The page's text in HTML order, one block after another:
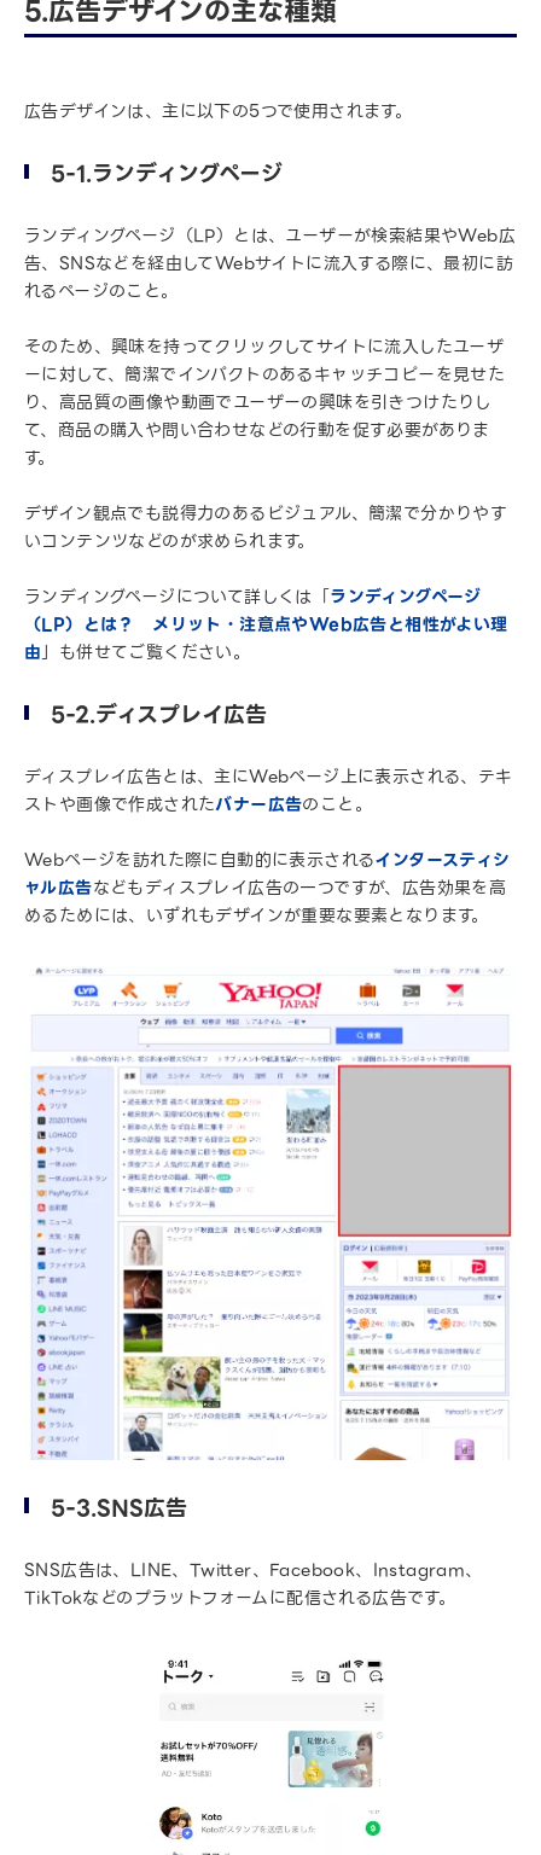
5.広告デザインの主な種類
広告デザインは、主に以下の5つで使用されます。
5-1.ランディングページ
ランディングページ（LP）とは、ユーザーが検索結果やWeb広
告、SNSなどを経由してWebサイトに流入する際に、最初に訪
れるページのこと。
そのため、興味を持ってクリックしてサイトに流入したユーザ
ーに対して、簡潔でインパクトのあるキャッチコピーを見せた
り、高品質の画像や動画でユーザーの興味を引きつけたりし
て、商品の購入や問い合わせなどの行動を促す必要がありま
す。
デザイン観点でも説得力のあるビジュアル、簡潔で分かりやす
いコンテンツなどのが求められます。
ランディングページについて詳しくは「ランディングページ
（LP）とは？ メリット・注意点やWeb広告と相性がよい理
由」も併せてご覧ください。
5-2.ディスプレイ広告
ディスプレイ広告とは、主にWebページ上に表示される、テキ
ストや画像で作成されたバナー広告のこと。
Webページを訪れた際に自動的に表示されるインタースティシ
ャル広告などもディスプレイ広告の一つですが、広告効果を高
めるためには、いずれもデザインが重要な要素となります。
5-3.SNS広告
SNS広告は、LINE、Twitter、Facebook、Instagram、
TikTokなどのプラットフォームに配信される広告です。